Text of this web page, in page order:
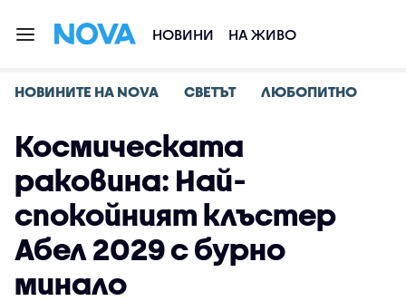
НОВИНИ НА ЖИВО
НОВИНИТЕ НА NOVA СВЕТЪТ ЛЮБОПИТНО
Космическата
раковина: Най-
спокойният клъстер
Абел 2029 с бурно
минало